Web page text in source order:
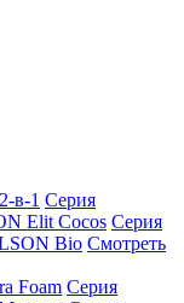
в-1 Серия
Elit Cocos Серия
Bio Смотреть
Foam Серия